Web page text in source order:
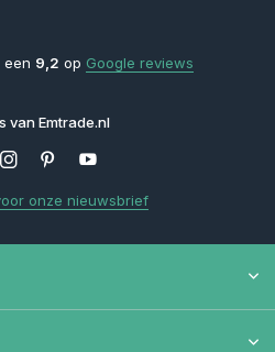
een 9,2 op Google reviews
van Emtrade.nl
onze nieuwsbrief